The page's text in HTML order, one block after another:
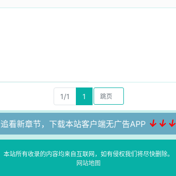
1/1 1
追看新章节，下载本站客户端无广告APP ↓↓↓
本站所有收录的内容均来自互联网，如有侵权我们将尽快删除。
网站地图